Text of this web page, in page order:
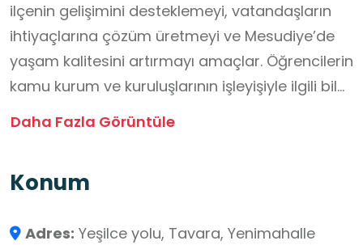
ilçenin gelişimini desteklemeyi, vatandaşların
ihtiyaçlarına çözüm üretmeyi ve Mesudiye’de
yaşam kalitesini artırmayı amaçlar. Öğrencilerin
kamu kurum ve kuruluşlarının işleyişiyle ilgili bilgi
edinmeleri, ilçenin mülki idaresinin çalışma
Daha Fazla Görüntüle
Konum
Adres: Yeşilce yolu, Tavara, Yenimahalle